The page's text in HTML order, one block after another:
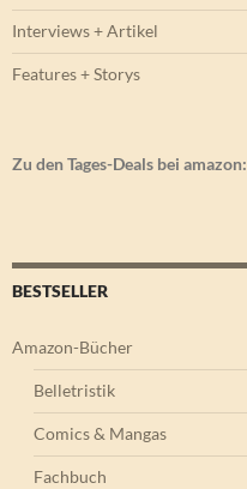
Interviews + Artikel
Features + Storys
Zu den Tages-Deals bei amazon:
BESTSELLER
Amazon-Bücher
Belletristik
Comics & Mangas
Fachbuch